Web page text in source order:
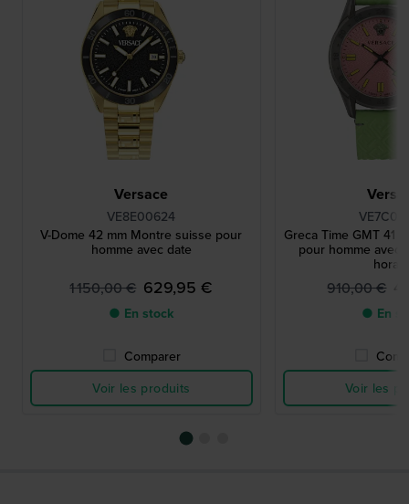
Versace
VE8E00624
V-Dome 42 mm Montre suisse pour
homme avec date
1 150,00 € 629,95 €
● En stock
Comparer
Voir les produits
Greca Time GMT 41
pour homme avec
910,00 €
● En
Voir les